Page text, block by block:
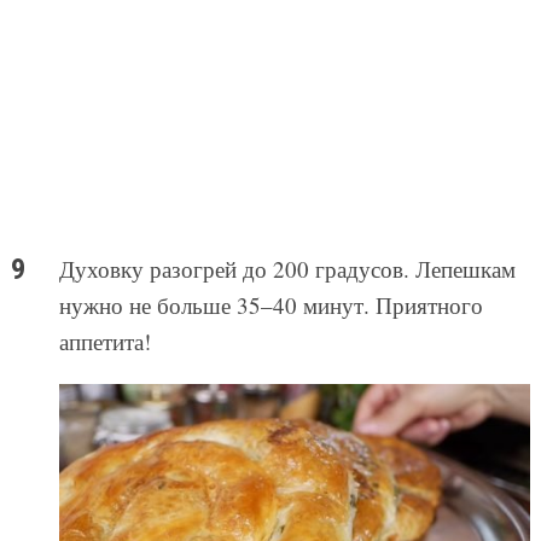
Духовку разогрей до 200 градусов. Лепешкам
нужно не больше 35–40 минут. Приятного
аппетита!